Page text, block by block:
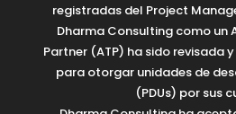
registradas del Project
Dharma Consulting como un
Partner (ATP) ha sido revisada
para otorgar unidades de
(PDUs) por sus